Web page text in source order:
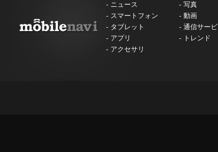
- ニュース - 写真
- スマートフォン - 動画
- タブレット - 通信サー
- アプリ -
トレンド
- アクセサリ